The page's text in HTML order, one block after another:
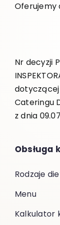
Oferujemy
Nr decyzji
dotyczącej
Cateringu
z dnia
Obsługa
Rodzaje
Menu
Kalkulator